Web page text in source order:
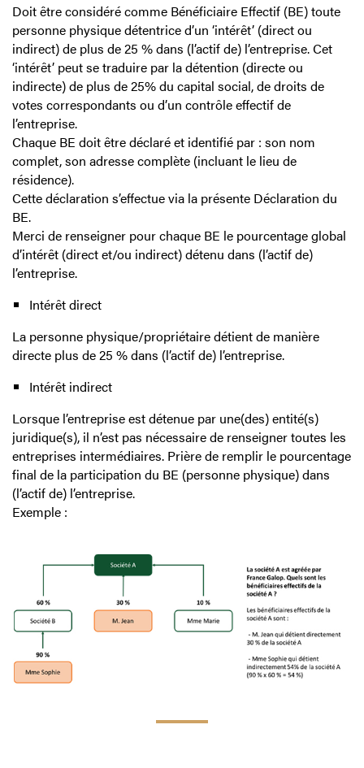
Doit être considéré comme Bénéficiaire Effectif (BE) toute
personne physique détentrice d’un ‘intérêt’ (direct ou
indirect) de plus de 25 % dans (l’actif de) l’entreprise. Cet
‘intérêt’ peut se traduire par la détention (directe ou
indirecte) de plus de 25% du capital social, de droits de
votes correspondants ou d’un contrôle effectif de
l’entreprise.
Chaque BE doit être déclaré et identifié par : son nom
complet, son adresse complète (incluant le lieu de
résidence).
Cette déclaration s’effectue via la présente Déclaration du
BE.
Merci de renseigner pour chaque BE le pourcentage global
d’intérêt (direct et/ou indirect) détenu dans (l’actif de)
l’entreprise.
Intérêt direct
La personne physique/propriétaire détient de manière
directe plus de 25 % dans (l’actif de) l’entreprise.
Intérêt indirect
Lorsque l’entreprise est détenue par une(des) entité(s)
juridique(s), il n’est pas nécessaire de renseigner toutes les
entreprises intermédiaires. Prière de remplir le pourcentage
final de la participation du BE (personne physique) dans
(l’actif de) l’entreprise.
Exemple :